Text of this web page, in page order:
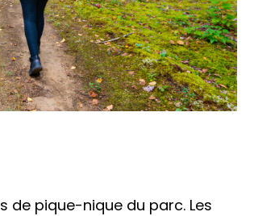
de pique-nique du parc. Les